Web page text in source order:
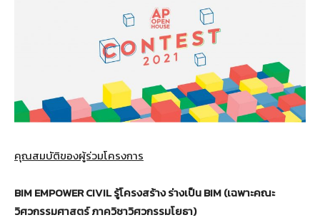
คุณสมบัติของผู้ร่วมโครงการ
BIM EMPOWER CIVIL รู้โครงสร้าง ร่างเป็น BIM (เฉพาะคณะ
วิศวกรรมศาสตร์ ภาควิชาวิศวกรรมโยธา)